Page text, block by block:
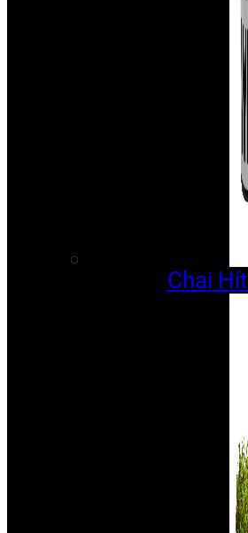
Chai